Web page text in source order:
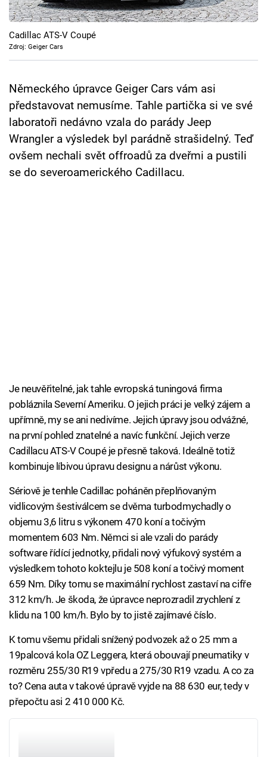
Cool Esport
Pořady
Sledujte prima+
Přihlášení
Cadillac ATS-V Coupé
Zdroj: Geiger Cars
Německého úpravce Geiger Cars vám asi
představovat nemusíme. Tahle partička si ve své
laboratoři nedávno vzala do parády Jeep
Wrangler a výsledek byl parádně strašidelný. Teď
ovšem nechali svět offroadů za dveřmi a pustili
se do severoamerického Cadillacu.
Je neuvěřitelné, jak tahle evropská tuningová firma
pobláznila Severní Ameriku. O jejich práci je velký zájem a
upřímně, my se ani nedivíme. Jejich úpravy jsou odvážné,
na první pohled znatelné a navíc funkční. Jejich verze
Cadillacu ATS-V Coupé je přesně taková. Ideálně totiž
kombinuje líbivou úpravu designu a nárůst výkonu.
Sériově je tenhle Cadillac poháněn přeplňovaným
vidlicovým šestiválcem se dvěma turbodmychadly o
objemu 3,6 litru s výkonem 470 koní a točivým
momentem 603 Nm. Němci si ale vzali do parády
software řídící jednotky, přidali nový výfukový systém a
výsledkem tohoto koktejlu je 508 koní a točivý moment
659 Nm. Díky tomu se maximální rychlost zastaví na cifře
312 km/h. Je škoda, že úpravce neprozradil zrychlení z
klidu na 100 km/h. Bylo by to jistě zajímavé číslo.
K tomu všemu přidali snížený podvozek až o 25 mm a
19palcová kola OZ Leggera, která obouvají pneumatiky v
rozměru 255/30 R19 vpředu a 275/30 R19 vzadu. A co za
to? Cena auta v takové úpravě vyjde na 88 630 eur, tedy v
přepočtu asi 2 410 000 Kč.